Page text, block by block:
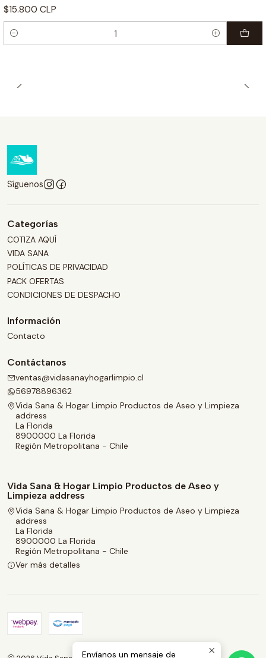
$15.800 CLP
Cantidad
Síguenos
Categorías
COTIZA AQUÍ
VIDA SANA
POLÍTICAS DE PRIVACIDAD
PACK OFERTAS
CONDICIONES DE DESPACHO
Información
Contacto
Contáctanos
ventas@vidasanayhogarlimpio.cl
56978896362
Vida Sana & Hogar Limpio Productos de Aseo y Limpieza
address
La Florida
8900000 La Florida
Región Metropolitana - Chile
Vida Sana & Hogar Limpio Productos de Aseo y
Limpieza address
Vida Sana & Hogar Limpio Productos de Aseo y Limpieza
address
La Florida
8900000 La Florida
Región Metropolitana - Chile
Ver más detalles
Envíanos un mensaje de